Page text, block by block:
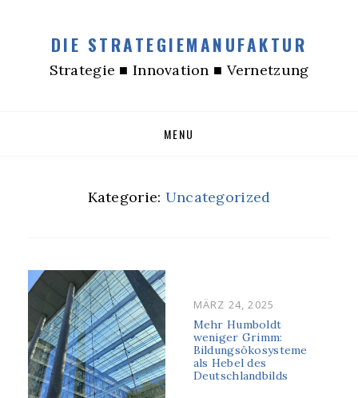
DIE STRATEGIEMANUFAKTUR
Strategie ■ Innovation ■ Vernetzung
MENU
Kategorie: Uncategorized
POSTED
ON
MÄRZ 24, 2025
Mehr Humboldt
weniger Grimm:
Bildungsökosysteme
als Hebel des
Deutschlandbilds